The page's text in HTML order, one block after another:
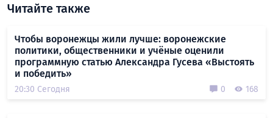
Читайте также
Чтобы воронежцы жили лучше: воронежские
политики, общественники и учёные оценили
программную статью Александра Гусева «Выстоять
и победить»
20:30 Сегодня 0 168